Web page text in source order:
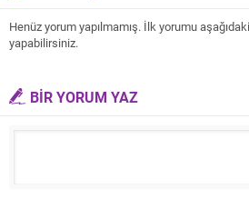
Henüz yorum yapılmamış. İlk yorumu
yapabilirsiniz.
BİR YORUM YAZ